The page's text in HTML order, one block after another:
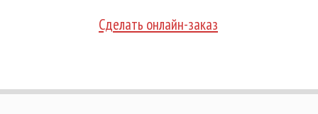
Сделать онлайн-заказ